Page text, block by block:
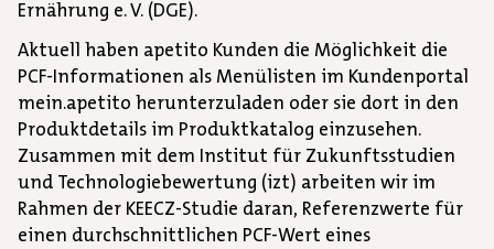
Ernährung e. V. (DGE).
Aktuell haben apetito Kunden die Möglichkeit die
PCF-Informationen als Menülisten im Kundenportal
mein.apetito herunterzuladen oder sie dort in den
Produktdetails im Produktkatalog einzusehen.
Zusammen mit dem Institut für Zukunftsstudien
und Technologiebewertung (izt) arbeiten wir im
Rahmen der KEECZ-Studie daran, Referenzwerte für
einen durchschnittlichen PCF-Wert eines